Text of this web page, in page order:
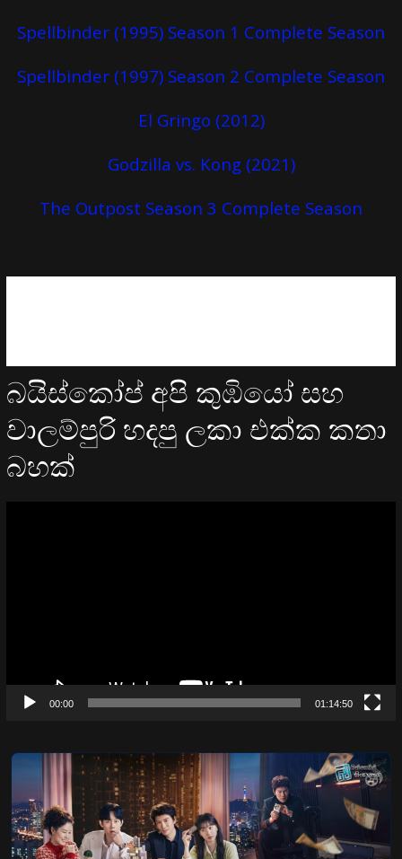
Spellbinder (1995) Season 1 Complete Season
Spellbinder (1997) Season 2 Complete Season
El Gringo (2012)
Godzilla vs. Kong (2021)
The Outpost Season 3 Complete Season
බයිස්කෝප් අපි කුඹියෝ සහ
වාලම්පුරි හදපු ලකා එක්ක කතා
බහක්
00:00 01:14:50